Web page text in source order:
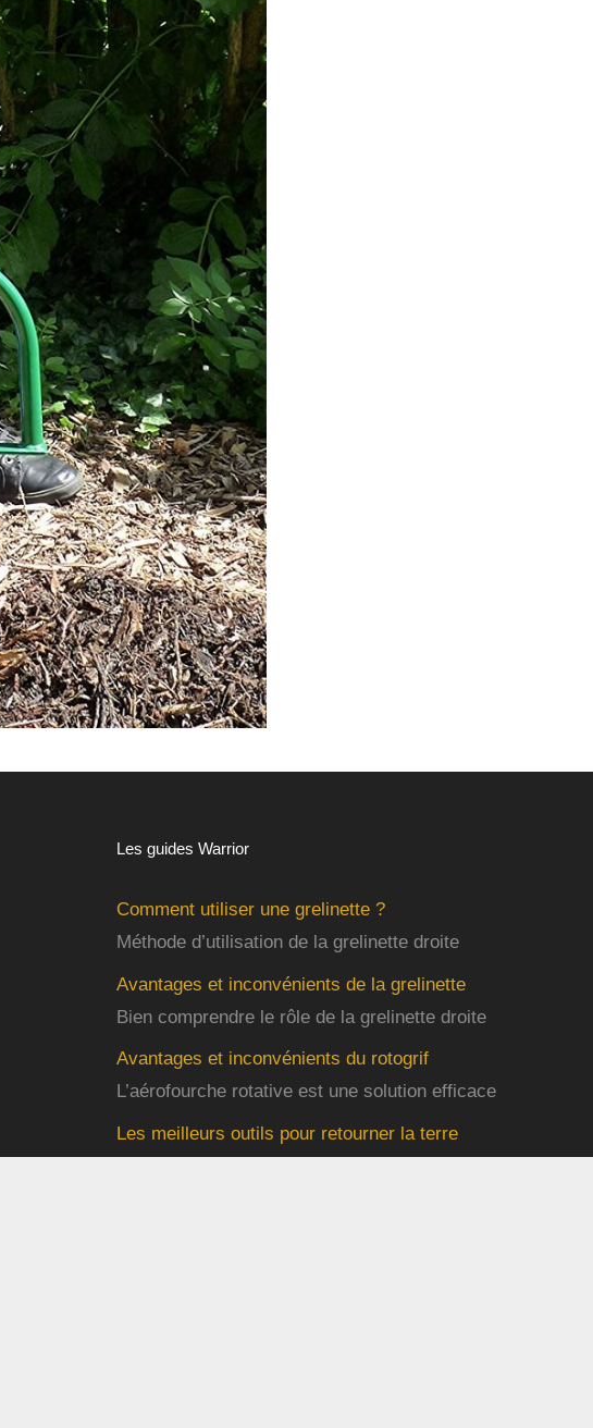
Les guides Warrior
Comment utiliser une grelinette ?
Méthode d’utilisation de la grelinette droite
Avantages et inconvénients de la grelinette
Bien comprendre le rôle de la grelinette droite
Avantages et inconvénients du rotogrif
L’aérofourche rotative est une solution efficace
Les meilleurs outils pour retourner la terre